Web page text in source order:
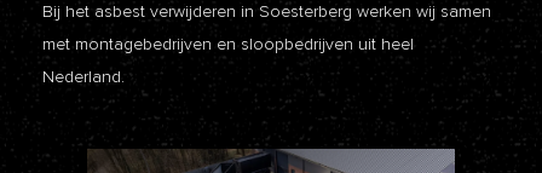
Bij het asbest verwijderen in Soesterberg werken wij samen
met montagebedrijven en sloopbedrijven uit heel
Nederland.